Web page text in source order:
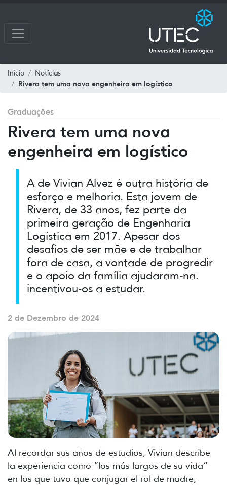
Inicio Notícias
Rivera tem uma nova engenheira em logístico
Graduações
Rivera tem uma nova
engenheira em logístico
A de Vivian Alvez é outra história de
esforço e melhoria. Esta jovem de
Rivera, de 33 anos, fez parte da
primeira geração de Engenharia
Logística em 2017. Apesar dos
desafios de ser mãe e de trabalhar
fora de casa, a vontade de progredir
e o apoio da família ajudaram-na.
incentivou-os a estudar.
2 de Dezembro de 2024
Al recordar sus años de estudios, Vivian describe
la experiencia como “los más largos de su vida”
en los que tuvo que conjugar el rol de madre,